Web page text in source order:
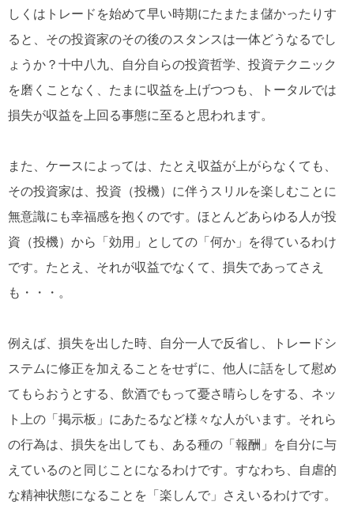
しくはトレードを始めて早い時期にたまたま儲かったりす
ると、その投資家のその後のスタンスは一体どうなるでし
ょうか？十中八九、自分自らの投資哲学、投資テクニック
を磨くことなく、たまに収益を上げつつも、トータルでは
損失が収益を上回る事態に至ると思われます。
また、ケースによっては、たとえ収益が上がらなくても、
その投資家は、投資（投機）に伴うスリルを楽しむことに
無意識にも幸福感を抱くのです。ほとんどあらゆる人が投
資（投機）から「効用」としての「何か」を得ているわけ
です。たとえ、それが収益でなくて、損失であってさえ
も・・・。
例えば、損失を出した時、自分一人で反省し、トレードシ
ステムに修正を加えることをせずに、他人に話をして慰め
てもらおうとする、飲酒でもって憂さ晴らしをする、ネッ
ト上の「掲示板」にあたるなど様々な人がいます。それら
の行為は、損失を出しても、ある種の「報酬」を自分に与
えているのと同じことになるわけです。すなわち、自虐的
な精神状態になることを「楽しんで」さえいるわけです。